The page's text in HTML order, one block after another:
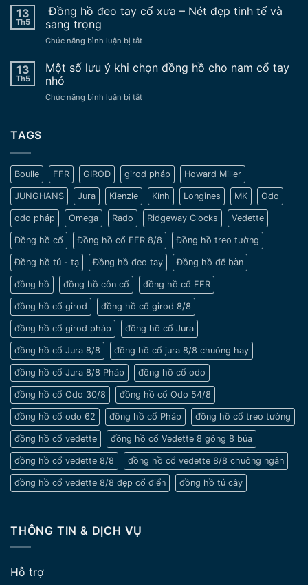
dụng
nâng
chế
hồ
Mido
tay
Vẻ
Tồn
13
Th5
Đồng hồ đeo tay cổ xưa – Nét đẹp tinh tế và
sang trọng
Chức năng bình luận bị tắtở
hồ
đeo
cổ
tế
và
sang
trọng
13
Th5
Một số lưu ý khi chọn đồng hồ cho nam cổ tay
nhỏ
Chức năng bình luận bị tắtở
chọn
đồng
hồ
cho
nam
cổ
tay
nhỏ
TAGS
Boulle FFR GIROD girod pháp Howard Miller
JUNGHANS Jura Kienzle Kính Longines MK Odo
odo pháp Omega Rado Ridgeway Clocks Vedette
Đồng hồ cổ Đồng hồ cổ FFR 8/8 Đồng hồ treo tường
Đồng hồ tủ - tạ Đồng hồ đeo tay Đồng hồ để bàn
đồng hồ đồng hồ côn cổ đồng hồ cổ FFR
đồng hồ cổ girod đồng hồ cổ girod 8/8
đồng hồ cổ girod pháp đồng hồ cổ Jura
đồng hồ cổ Jura 8/8 đồng hồ cổ jura 8/8 chuông hay
đồng hồ cổ Jura 8/8 Pháp đồng hồ cổ odo
đồng hồ cổ Odo 30/8 đồng hồ cổ Odo 54/8
đồng hồ cổ odo 62 đồng hồ cổ Pháp đồng hồ cổ treo tường
đồng hồ cổ vedette đồng hồ cổ Vedette 8 gông 8 búa
đồng hồ cổ vedette 8/8 đồng hồ cổ vedette 8/8 chuông ngân
đồng hồ cổ vedette 8/8 đẹp cổ điển đồng hồ tủ cây
THÔNG TIN & DỊCH VỤ
Hỗ trợ